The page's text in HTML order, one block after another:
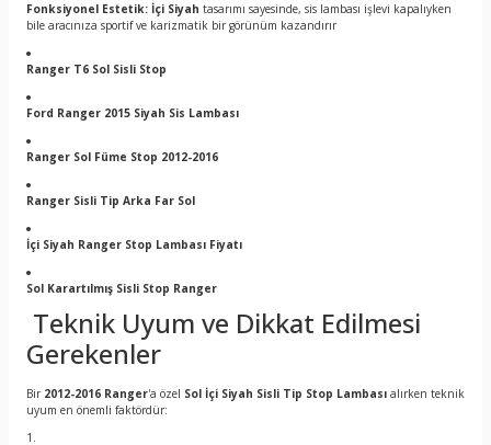
Fonksiyonel Estetik: İçi Siyah tasarımı sayesinde, sis lambası işlevi kapalıyken
bile aracınıza sportif ve karizmatik bir görünüm kazandırır
Ranger T6 Sol Sisli Stop
Ford Ranger 2015 Siyah Sis Lambası
Ranger Sol Füme Stop 2012-2016
Ranger Sisli Tip Arka Far Sol
İçi Siyah Ranger Stop Lambası Fiyatı
Sol Karartılmış Sisli Stop Ranger
Teknik Uyum ve Dikkat Edilmesi
Gerekenler
Bir 2012-2016 Ranger'a özel Sol İçi Siyah Sisli Tip Stop Lambası alırken teknik
uyum en önemli faktördür: